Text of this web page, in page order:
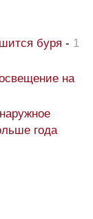
буря - 1
на
года